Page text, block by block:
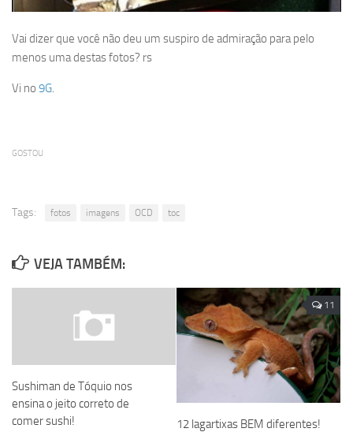
Vai dizer que você não deu um suspiro de admiração para pelo
menos uma destas fotos? rs
Vi no 9G.
GOSTOU
Tags: fotos imagens OCD toc
VEJA TAMBÉM:
Sushiman de Tóquio nos
ensina o jeito correto de
comer sushi!
11
12 lagartixas BEM diferentes!